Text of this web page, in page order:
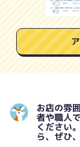
お店の雰
者や職人
ください
ら、ぜひ